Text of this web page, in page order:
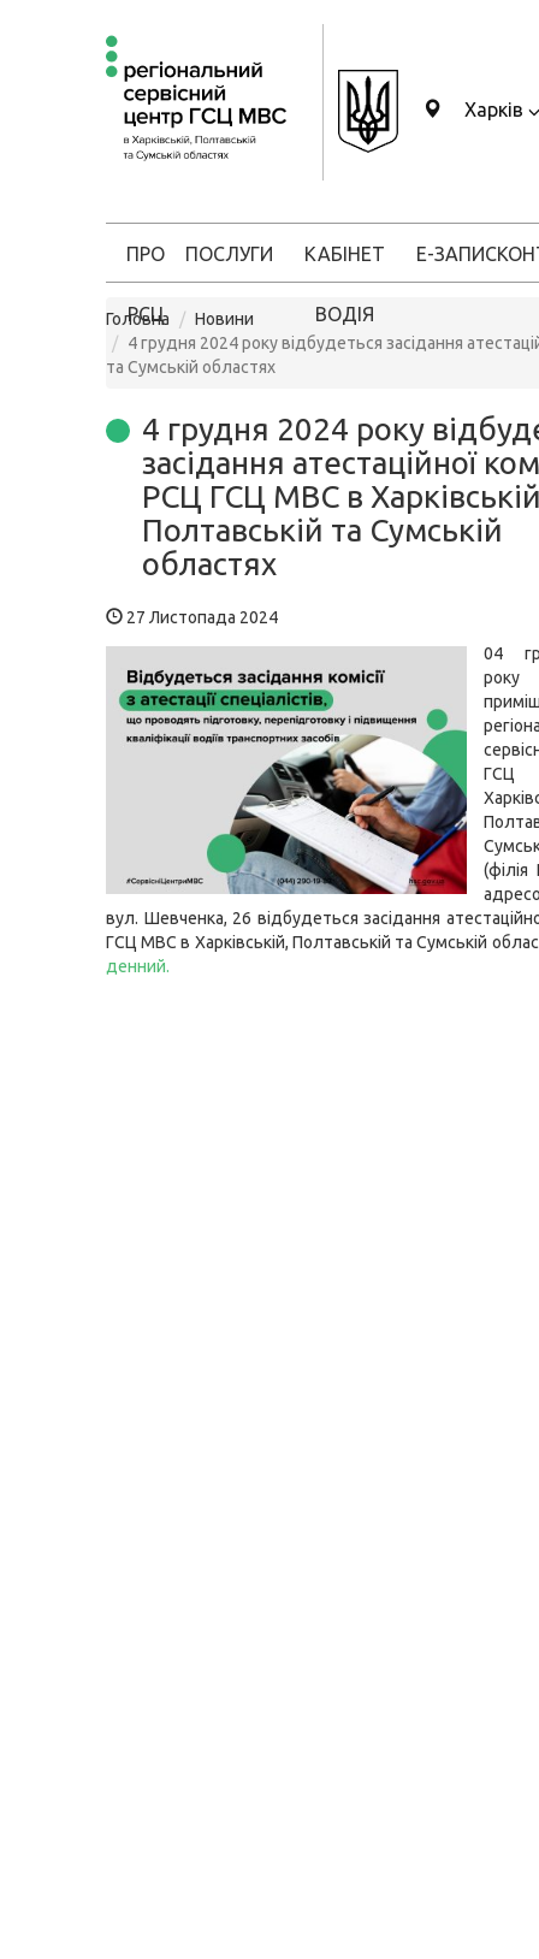
Харків
ПРО
РСЦ
ПОСЛУГИ КАБІНЕТ
ВОДІЯ
Е-ЗАПИС
Головна
Новини
4 грудня 2024 року відбудеться засідання
та Сумській областях
4 грудня 2024 року
засідання атестаційної
РСЦ ГСЦ МВС в
Полтавській та Сумській
областях
27 Листопада 2024
04
вул. Шевченка, 26 відбудеться засідання
ГСЦ МВС в Харківській, Полтавській та Сумській
денний.